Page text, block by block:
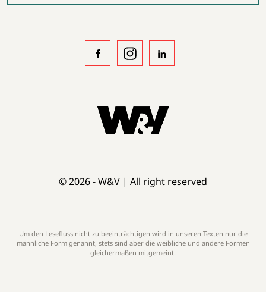
© 2026 - W&V | All right reserved
Um den Lesefluss nicht zu beeinträchtigen wird in unseren Texten nur die
männliche Form genannt, stets sind aber die weibliche und andere Formen
gleichermaßen mitgemeint.